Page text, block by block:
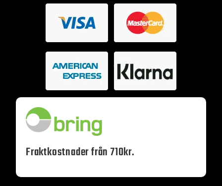
Fraktkostnader från 710kr.